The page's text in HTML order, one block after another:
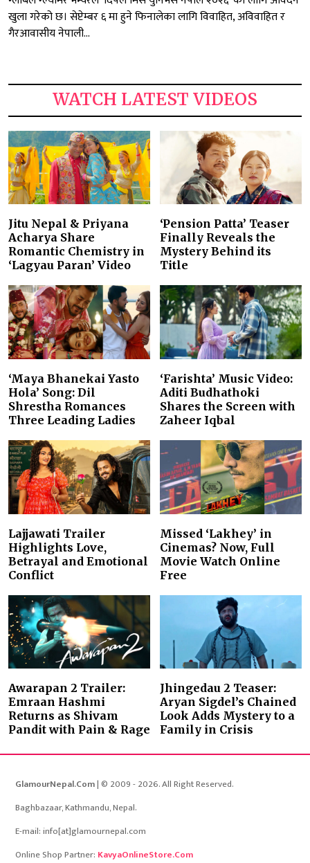
खुला गरेको छ। सेप्टेम्बर ६ मा हुने फिनालेका लागि विवाहित, अविवाहित र
गैरआवासीय नेपाली...
WATCH LATEST VIDEOS
Jitu Nepal & Priyana
Acharya Share
Romantic Chemistry in
‘Lagyau Paran’ Video
‘Pension Patta’ Teaser
Finally Reveals the
Mystery Behind its
Title
‘Maya Bhanekai Yasto
Hola’ Song: Dil
Shrestha Romances
Three Leading Ladies
‘Farishta’ Music Video:
Aditi Budhathoki
Shares the Screen with
Zaheer Iqbal
Lajjawati Trailer
Highlights Love,
Betrayal and Emotional
Conflict
Missed ‘Lakhey’ in
Cinemas? Now, Full
Movie Watch Online
Free
Awarapan 2 Trailer:
Emraan Hashmi
Returns as Shivam
Pandit with Pain & Rage
Jhingedau 2 Teaser:
Aryan Sigdel’s Chained
Look Adds Mystery to a
Family in Crisis
GlamourNepal.Com| © 2009 - 2026. All Right Reserved.
Baghbazaar, Kathmandu, Nepal.
E-mail: info[at]glamournepal.com
Online Shop Partner: KavyaOnlineStore.Com